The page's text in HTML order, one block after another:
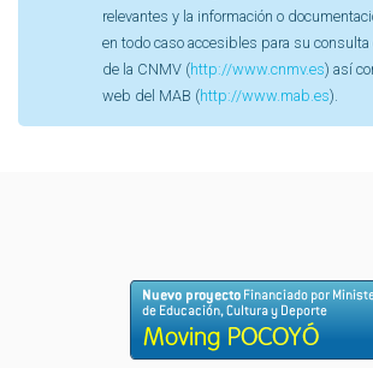
relevantes y la información o
en todo caso accesibles para su
de la CNMV (http://www.cnmv.es) así
web del MAB (http://www.mab.es).